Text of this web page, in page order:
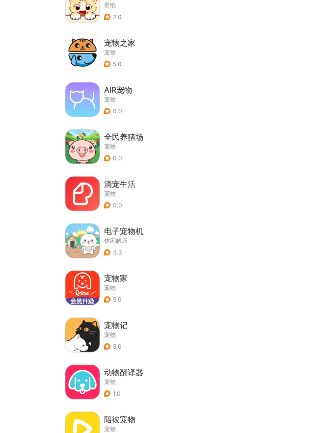
壁纸
2.0
宠物之家
宠物
5.0
AIR宠物
宠物
0.0
全民养猪场
宠物
0.0
滴宠生活
宠物
0.0
电子宠物机
休闲解压
3.3
宠物家
宠物
5.0
宠物记
宠物
5.0
动物翻译器
宠物
1.0
陪彼宠物
宠物